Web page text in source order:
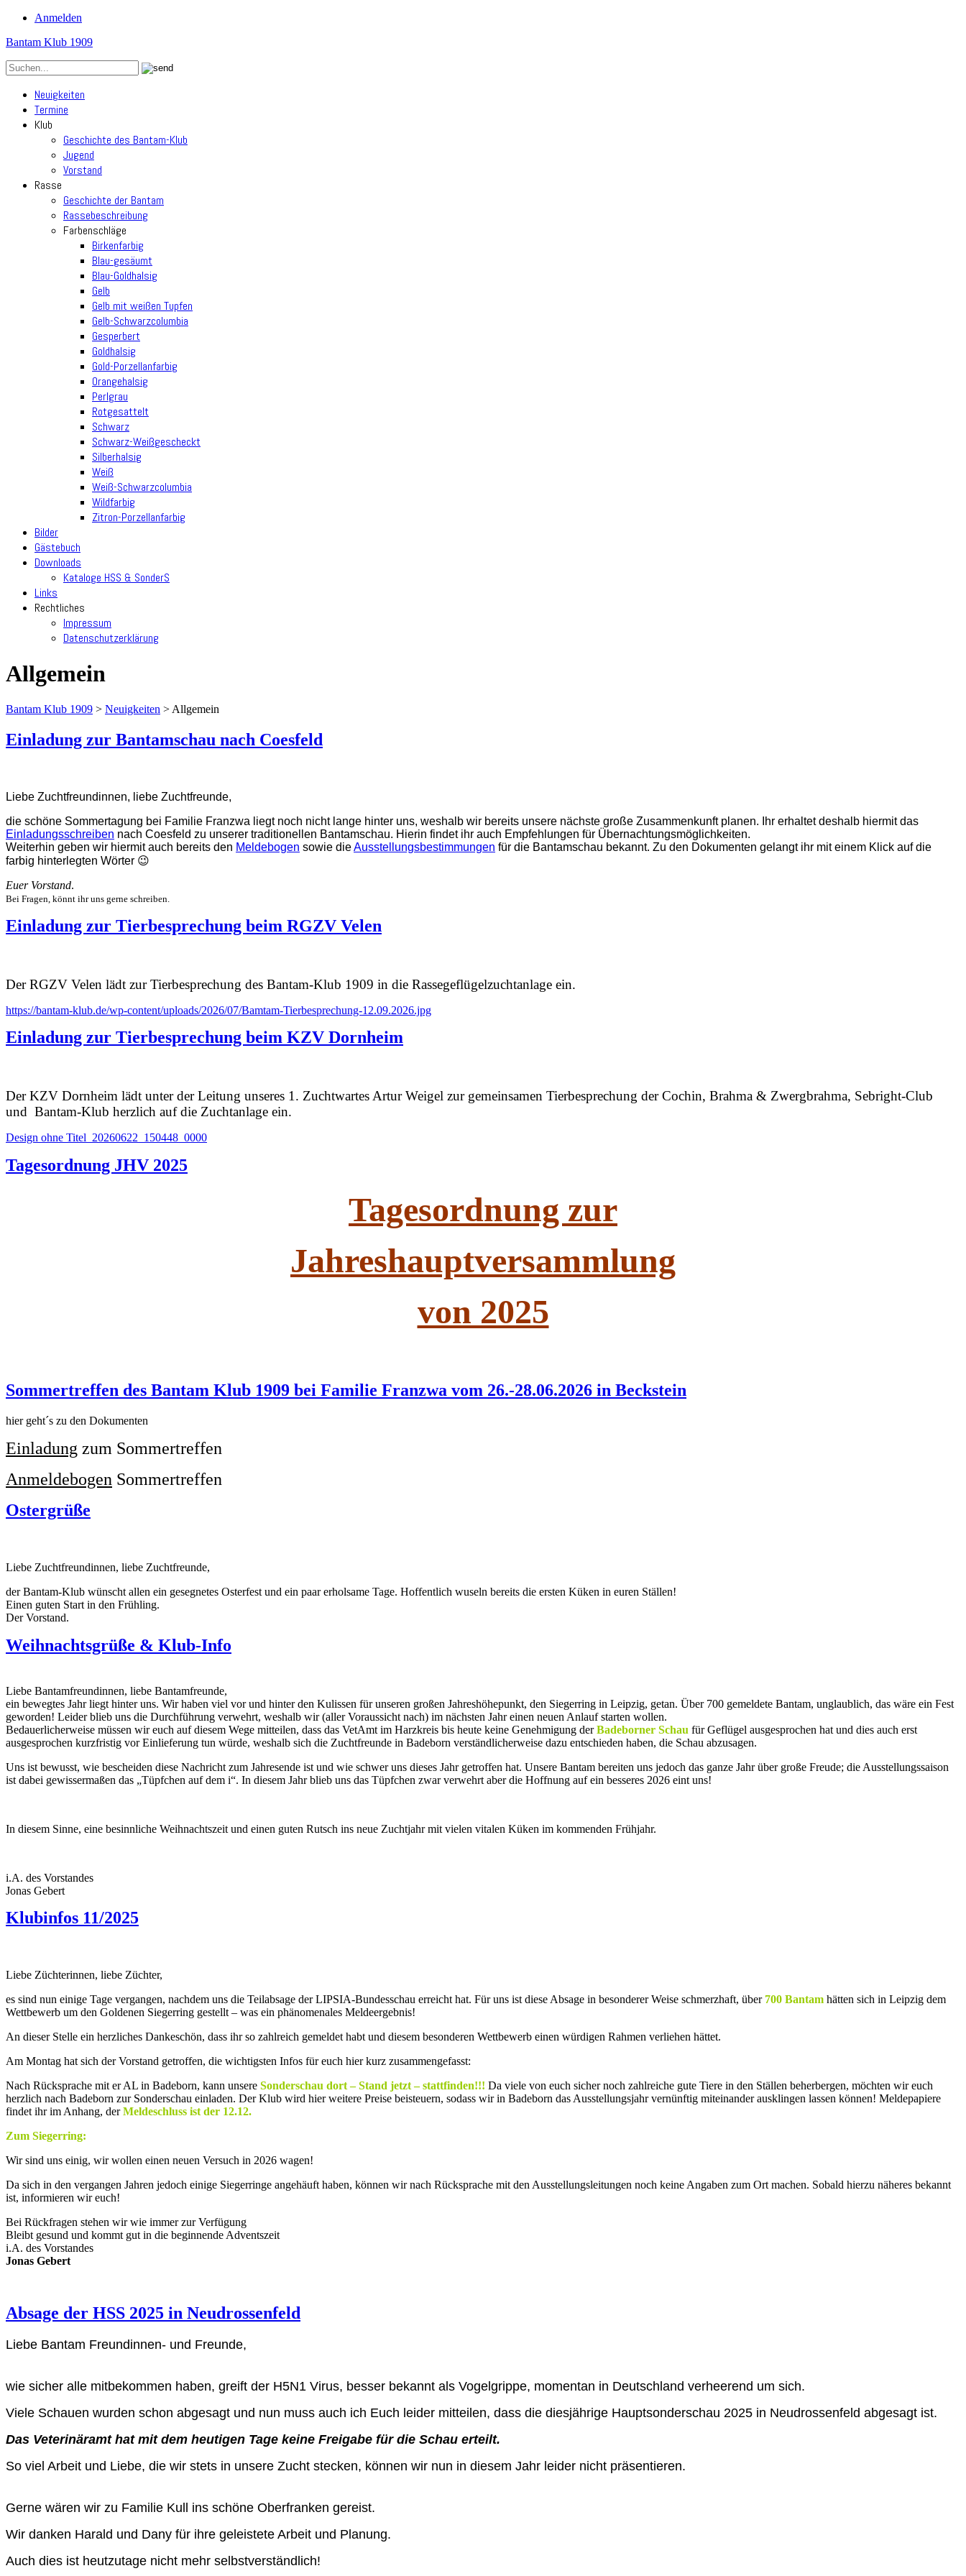
Anmelden
Bantam Klub 1909
Neuigkeiten
Termine
Klub
Geschichte des Bantam-Klub
Jugend
Vorstand
Rasse
Geschichte der Bantam
Rassebeschreibung
Farbenschläge
Birkenfarbig
Blau-gesäumt
Blau-Goldhalsig
Gelb
Gelb mit weißen Tupfen
Gelb-Schwarzcolumbia
Gesperbert
Goldhalsig
Gold-Porzellanfarbig
Orangehalsig
Perlgrau
Rotgesattelt
Schwarz
Schwarz-Weißgescheckt
Silberhalsig
Weiß
Weiß-Schwarzcolumbia
Wildfarbig
Zitron-Porzellanfarbig
Bilder
Gästebuch
Downloads
Kataloge HSS & SonderS
Links
Rechtliches
Impressum
Datenschutzerklärung
Allgemein
Bantam Klub 1909 > Neuigkeiten > Allgemein
Einladung zur Bantamschau nach Coesfeld
Liebe Zuchtfreundinnen, liebe Zuchtfreunde,
die schöne Sommertagung bei Familie Franzwa liegt noch nicht lange hinter uns, weshalb wir bereits unsere nächste große Zusammenkunft planen. Ihr erhaltet deshalb hiermit das
Einladungsschreiben nach Coesfeld zu unserer traditionellen Bantamschau. Hierin findet ihr auch Empfehlungen für Übernachtungsmöglichkeiten.
Weiterhin geben wir hiermit auch bereits den Meldebogen sowie dieAusstellungsbestimmungen für die Bantamschau bekannt. Zu den Dokumenten gelangt ihr mit einem Klick auf die
farbig hinterlegten Wörter 😉
Euer Vorstand.
Bei Fragen, könnt ihr uns gerne schreiben.
Einladung zur Tierbesprechung beim RGZV Velen
Der RGZV Velen lädt zur Tierbesprechung des Bantam-Klub 1909 in die Rassegeflügelzuchtanlage ein.
https://bantam-klub.de/wp-content/uploads/2026/07/Bamtam-Tierbesprechung-12.09.2026.jpg
Einladung zur Tierbesprechung beim KZV Dornheim
Der KZV Dornheim lädt unter der Leitung unseres 1. Zuchtwartes Artur Weigel zur gemeinsamen Tierbesprechung der Cochin, Brahma & Zwergbrahma, Sebright-Club
und Bantam-Klub herzlich auf die Zuchtanlage ein.
Design ohne Titel_20260622_150448_0000
Tagesordnung JHV 2025
Tagesordnung zur
Jahreshauptversammlung
von 2025
Sommertreffen des Bantam Klub 1909 bei Familie Franzwa vom 26.-28.06.2026 in Beckstein
hier geht´s zu den Dokumenten
Einladung zum Sommertreffen
Anmeldebogen Sommertreffen
Ostergrüße
Liebe Zuchtfreundinnen, liebe Zuchtfreunde,
der Bantam-Klub wünscht allen ein gesegnetes Osterfest und ein paar erholsame Tage. Hoffentlich wuseln bereits die ersten Küken in euren Ställen!
Einen guten Start in den Frühling.
Der Vorstand.
Weihnachtsgrüße & Klub-Info
Liebe Bantamfreundinnen, liebe Bantamfreunde,
ein bewegtes Jahr liegt hinter uns. Wir haben viel vor und hinter den Kulissen für unseren großen Jahreshöhepunkt, den Siegerring in Leipzig, getan. Über 700 gemeldete Bantam, unglaublich, das wäre ein Fest
geworden! Leider blieb uns die Durchführung verwehrt, weshalb wir (aller Voraussicht nach) im nächsten Jahr einen neuen Anlauf starten wollen.
Bedauerlicherweise müssen wir euch auf diesem Wege mitteilen, dass das VetAmt im Harzkreis bis heute keine Genehmigung derBadeborner Schau für Geflügel ausgesprochen hat und dies auch erst
ausgesprochen kurzfristig vor Einlieferung tun würde, weshalb sich die Zuchtfreunde in Badeborn verständlicherweise dazu entschieden haben, die Schau abzusagen.
Uns ist bewusst, wie bescheiden diese Nachricht zum Jahresende ist und wie schwer uns dieses Jahr getroffen hat. Unsere Bantam bereiten uns jedoch das ganze Jahr über große Freude; die Ausstellungssaison
ist dabei gewissermaßen das „Tüpfchen auf dem i“. In diesem Jahr blieb uns das Tüpfchen zwar verwehrt aber die Hoffnung auf ein besseres 2026 eint uns!
In diesem Sinne, eine besinnliche Weihnachtszeit und einen guten Rutsch ins neue Zuchtjahr mit vielen vitalen Küken im kommenden Frühjahr.
i.A. des Vorstandes
Jonas Gebert
Klubinfos 11/2025
Liebe Züchterinnen, liebe Züchter,
es sind nun einige Tage vergangen, nachdem uns die Teilabsage der LIPSIA-Bundesschau erreicht hat. Für uns ist diese Absage in besonderer Weise schmerzhaft, über 700 Bantam hätten sich in Leipzig dem
Wettbewerb um den Goldenen Siegerring gestellt – was ein phänomenales Meldeergebnis!
An dieser Stelle ein herzliches Dankeschön, dass ihr so zahlreich gemeldet habt und diesem besonderen Wettbewerb einen würdigen Rahmen verliehen hättet.
Am Montag hat sich der Vorstand getroffen, die wichtigsten Infos für euch hier kurz zusammengefasst:
Nach Rücksprache mit er AL in Badeborn, kann unsere Sonderschau dort – Stand jetzt – stattfinden!!! Da viele von euch sicher noch zahlreiche gute Tiere in den Ställen beherbergen, möchten wir euch
herzlich nach Badeborn zur Sonderschau einladen. Der Klub wird hier weitere Preise beisteuern, sodass wir in Badeborn das Ausstellungsjahr vernünftig miteinander ausklingen lassen können! Meldepapiere
findet ihr im Anhang, derMeldeschluss ist der 12.12.
Zum Siegerring:
Wir sind uns einig, wir wollen einen neuen Versuch in 2026 wagen!
Da sich in den vergangen Jahren jedoch einige Siegerringe angehäuft haben, können wir nach Rücksprache mit den Ausstellungsleitungen noch keine Angaben zum Ort machen. Sobald hierzu näheres bekannt
ist, informieren wir euch!
Bei Rückfragen stehen wir wie immer zur Verfügung
Bleibt gesund und kommt gut in die beginnende Adventszeit
i.A. des Vorstandes
Jonas Gebert
Absage der HSS 2025 in Neudrossenfeld
Liebe Bantam Freundinnen- und Freunde,
wie sicher alle mitbekommen haben, greift der H5N1 Virus, besser bekannt als Vogelgrippe, momentan in Deutschland verheerend um sich.
Viele Schauen wurden schon abgesagt und nun muss auch ich Euch leider mitteilen, dass die diesjährige Hauptsonderschau 2025 in Neudrossenfeld abgesagt ist.
Das Veterinäramt hat mit dem heutigen Tage keine Freigabe für die Schau erteilt.
So viel Arbeit und Liebe, die wir stets in unsere Zucht stecken, können wir nun in diesem Jahr leider nicht präsentieren.
Gerne wären wir zu Familie Kull ins schöne Oberfranken gereist.
Wir danken Harald und Dany für ihre geleistete Arbeit und Planung.
Auch dies ist heutzutage nicht mehr selbstverständlich!